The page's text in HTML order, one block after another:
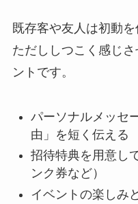
既存客や友人は初動を
ただししつこく感じ
ントです。
パーソナルメッセ
由」を短く伝える
招待特典を用意し
ンク券など）
イベントの楽しみ